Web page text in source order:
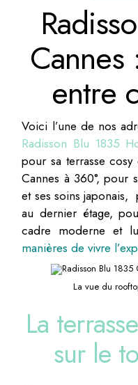
entre
Voici l’une de nos
Radisson Blu 1835
pour sa terrasse
Cannes à 360°, pour
et ses soins japonais,
au dernier étage,
cadre moderne et
manières de vivre
La vue du
La
sur le